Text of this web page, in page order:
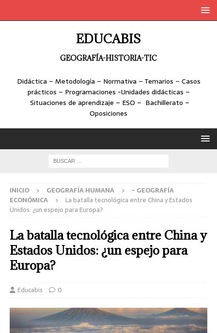
EDUCABIS
GEOGRAFÍA-HISTORIA-TIC
Didáctica – Metodología – Normativa – Temarios – Casos
prácticos – Programaciones -Unidades didácticas –
Situaciones de aprendizaje – ESO – Bachillerato –
Oposiciones
INICIO GEOGRAFÍA HUMANA
- GEOGRAFÍA
ECONÓMICA
La batalla tecnológica entre China y Estados
Unidos: ¿un espejo para Europa?
La batalla tecnológica entre China y
Estados Unidos: ¿un espejo para
Europa?
Educabis 0